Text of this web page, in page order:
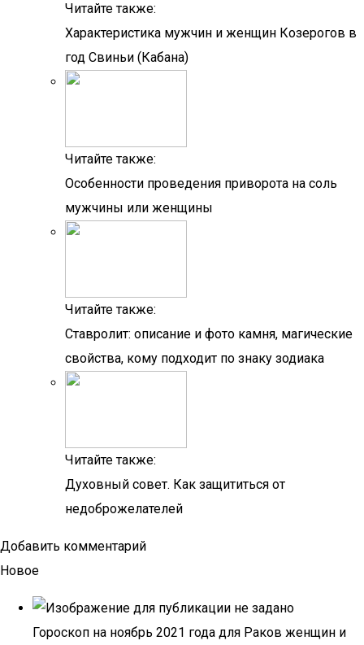
Читайте также:
Характеристика мужчин и женщин Козерогов в
год Свиньи (Кабана)
Читайте также:
Особенности проведения приворота на соль
мужчины или женщины
Читайте также:
Ставролит: описание и фото камня, магические
свойства, кому подходит по знаку зодиака
Читайте также:
Духовный совет. Как защититься от
недоброжелателей
Добавить комментарий
Новое
Гороскоп на ноябрь 2021 года для Раков женщин и